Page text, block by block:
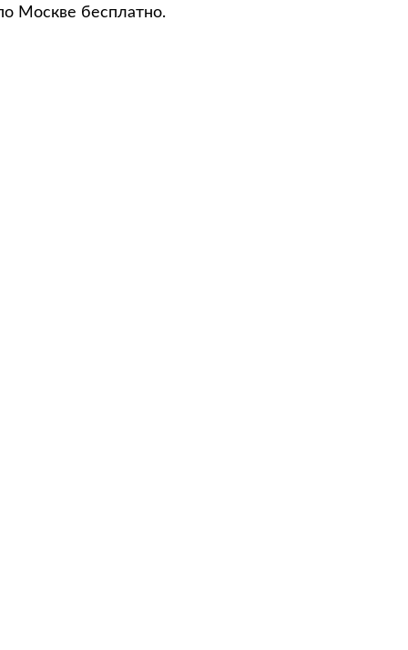
Москве бесплатно.